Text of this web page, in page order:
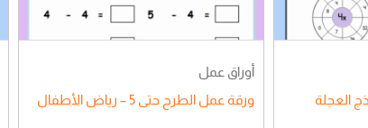
أوراق عمل
ورقة عمل الطرح حتى 5 – رياض الأطفال